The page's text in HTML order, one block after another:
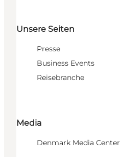
Unsere Seiten
Presse
Business Events
Reisebranche
Media
Denmark Media Center